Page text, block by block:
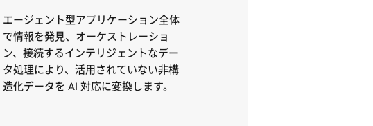
エージェント型アプリケーション全体
で情報を発見、オーケストレーショ
ン、接続するインテリジェントなデー
タ処理により、活用されていない非構
造化データを AI 対応に変換します。